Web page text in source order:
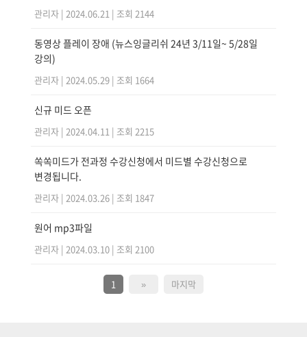
관리자 | 2024.06.21 | 조회 2144
동영상 플레이 장애 (뉴스잉글리쉬 24년 3/11일~ 5/28일
강의)
관리자 | 2024.05.29 | 조회 1664
신규 미드 오픈
관리자 | 2024.04.11 | 조회 2215
쏙쏙미드가 전과정 수강신청에서 미드별 수강신청으로
변경됩니다.
관리자 | 2024.03.26 | 조회 1847
원어 mp3파일
관리자 | 2024.03.10 | 조회 2100
1 » 마지막